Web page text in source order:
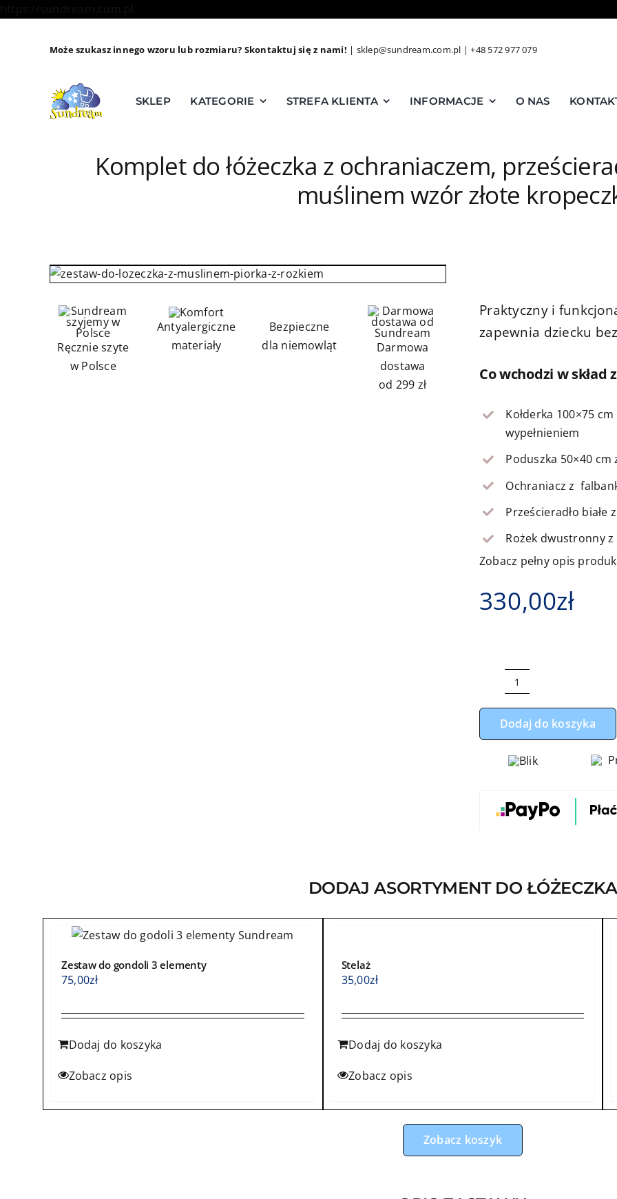
content
Może szukasz innego wzoru lub rozmiaru? Skontaktuj się z nami! | sklep@sundream.com.pl |+48 572 977 079
SKLEP KATEGORIE STREFA KLIENTA INFORMACJE O NAS
Komplet do łóżeczka z ochraniaczem,
muślinem wzór złote
Ręcznie szyte
w Polsce
Antyalergiczne
materiały
Bezpieczne
dla niemowląt
Darmowa
dostawa
od 299 zł
Praktyczny i
zapewnia dziecku
Co wchodzi w skład
Kołderka 100×75
wypełnieniem
Poduszka 50×40
Ochraniacz z
Prześcieradło białe
Rożek dwustronny
Zobacz pełny opis
330,00zł
ilość
Komplet
do
z
prześcieradłem
oraz
muślinem
wzór
Dodaj do koszyka
DODAJ ASORTYMENT DO ŁÓŻECZKA
Zestaw do gondoli 3 elementy
75,00zł
Dodaj do koszyka
Zobacz opis
Stelaż
35,00zł
Dodaj do koszyka
Zobacz opis
Zobacz koszyk